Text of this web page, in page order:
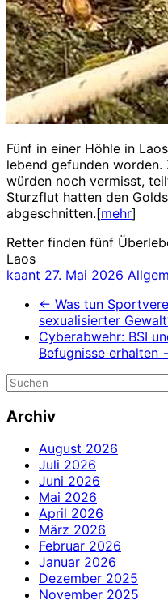
Fünf in einer Höhle in
lebend gefunden
würden noch vermisst,
Sturzflut hatten den
abgeschnitten.[mehr]
Retter finden fünf
Laos
kaant 27. Mai 2026
← Was tun
sexualisierter
Cyberabwehr: BSI
Befugnisse erhalten
Archiv
August 2026
Juli 2026
Juni 2026
Mai 2026
April 2026
März 2026
Februar 2026
Januar 2026
Dezember 2025
November 2025